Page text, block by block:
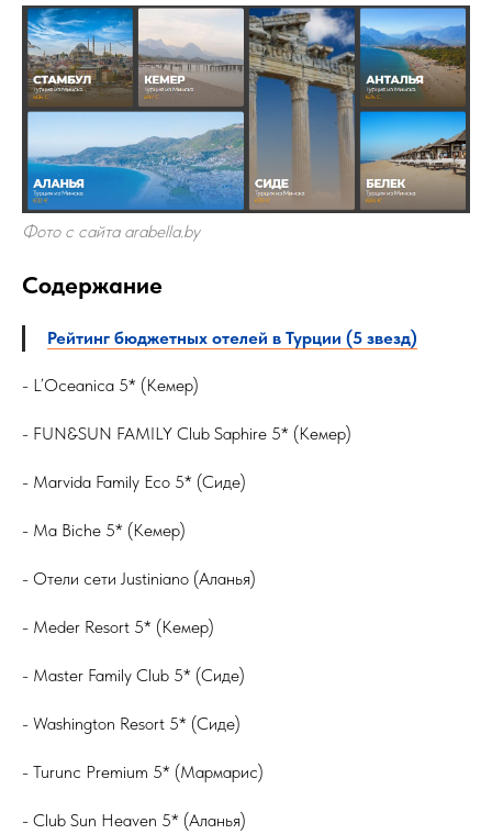
Фото с сайта arabella.by
Содержание
Рейтинг бюджетных отелей в Турции (5 звезд)
- L’Oceanica 5* (Кемер)
- FUN&SUN FAMILY Club Saphire 5* (Кемер)
- Marvida Family Eco 5* (Сиде)
- Ma Biche 5* (Кемер)
- Отели сети Justiniano (Аланья)
- Meder Resort 5* (Кемер)
- Master Family Club 5* (Сиде)
- Washington Resort 5* (Сиде)
- Turunc Premium 5* (Мармарис)
- Club Sun Heaven 5* (Аланья)